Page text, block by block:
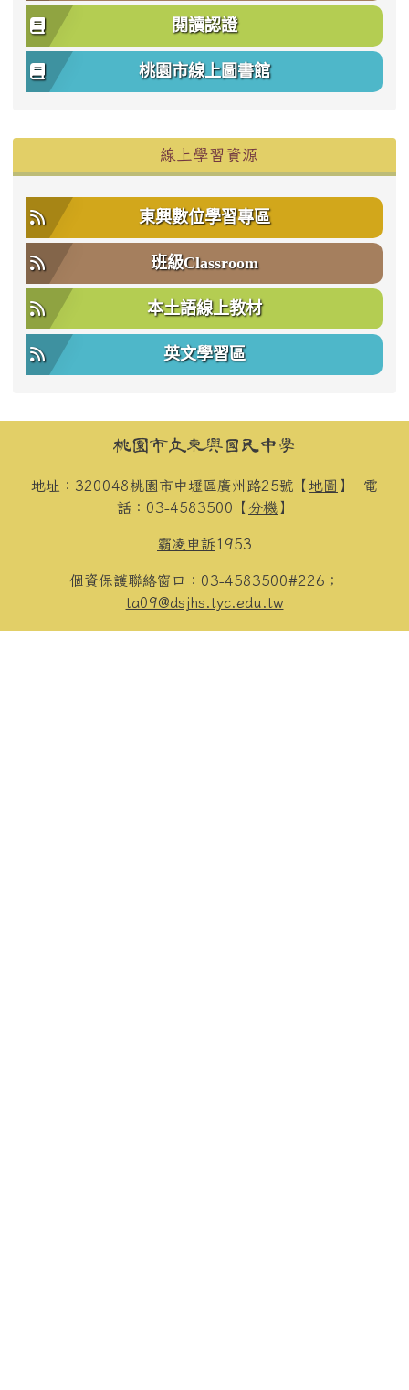
閱讀認證
桃園市線上圖書館
線上學習資源
東興數位學習專區
班級Classroom
本土語線上教材
英文學習區
頁尾區域內容桃園市立東興國民中學
地址：320048桃園市中壢區廣州路25號【 地圖 】 電
話：03-4583500【 分機 】
霸凌申訴1953
個資保護聯絡窗口：03-4583500#226；
ta09@dsjhs.tyc.edu.tw